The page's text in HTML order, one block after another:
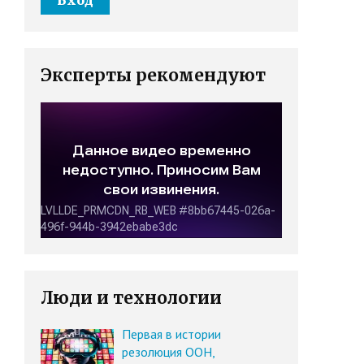
Эксперты рекомендуют
Люди и технологии
Первая в истории
резолюция ООН,